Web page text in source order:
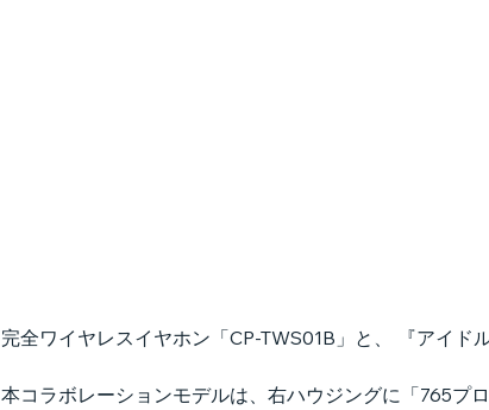
完全ワイヤレスイヤホン「CP-TWS01B」と、 『アイド
本コラボレーションモデルは、右ハウジングに「765プ